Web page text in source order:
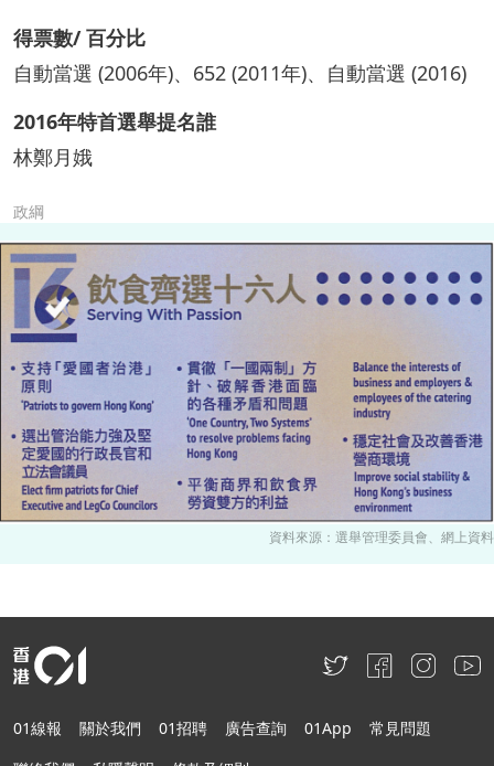
得票數/ 百分比
自動當選 (2006年)、652 (2011年)、自動當選 (2016)
2016年特首選舉提名誰
林鄭月娥
政綱
資料來源：選舉管理委員會、網上資料
01線報 關於我們 01招聘 廣告查詢 01App
常見問題